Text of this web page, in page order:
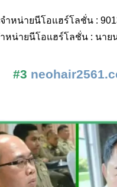
ำหน่ายนีโอแฮร์โลชั่น :
หน่ายนีโอแฮร์โลชั่น : นาย
#3